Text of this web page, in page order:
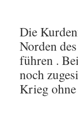
Die
Norden
führen .
noch
Krieg